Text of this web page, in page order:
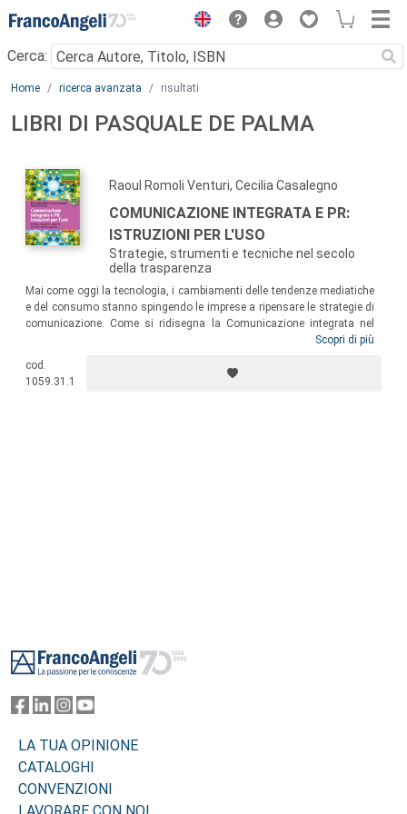
Menu
Cerca:
Main content
Home ricerca avanzata risultati
LIBRI DI PASQUALE DE PALMA
Raoul Romoli Venturi, Cecilia Casalegno
COMUNICAZIONE INTEGRATA E PR:
ISTRUZIONI PER L'USO
Strategie, strumenti e tecniche nel secolo
della trasparenza
Mai come oggi la tecnologia, i cambiamenti delle tendenze mediatiche
e del consumo stanno spingendo le imprese a ripensare le strategie di
comunicazione. Come si ridisegna la Comunicazione integrata nel
contesto attuale? Qual è il nuovo ruolo delle PR? Quali gli strumenti più
stakeholder? Domande alle quali la nuova edizione del volume intende
dare risposte aggiornate, offrendo una guida alle Relazioni esterne che
Scopri di più
cod.
1059.31.1
LA TUA OPINIONE
CATALOGHI
CONVENZIONI